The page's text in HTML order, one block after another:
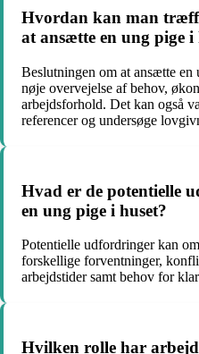
Hvordan kan man
at ansætte en ung pige i
Beslutningen om at ansætte
nøje overvejelse af behov,
arbejdsforhold. Det kan også
referencer og undersøge
Hvad er de potentielle
en ung pige i huset?
Potentielle udfordringer kan
forskellige forventninger,
arbejdstider samt behov for
Hvilken rolle har